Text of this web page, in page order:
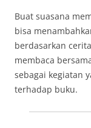
Buat suasana
bisa
berdasarkan
membaca
sebagai kegiatan
terhadap buku.